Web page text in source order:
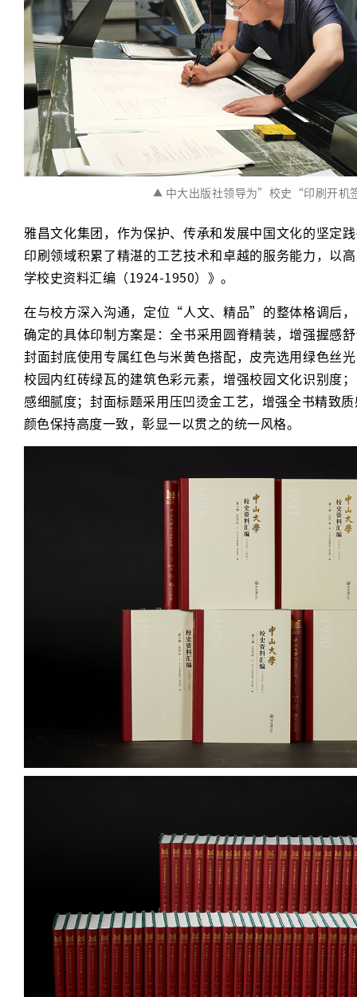
▲ 中大出版社领导为”校史“印刷开机
雅昌文化集团，作为保护、传承和发展中国文化的坚定
印刷领域积累了精湛的工艺技术和卓越的服务能力，以
学校史资料汇编（1924-1950）》。
在与校方深入沟通，定位“人文、精品”的整体格调后
确定的具体印制方案是：全书采用圆脊精装，增强握感
封面封底使用专属红色与米黄色搭配，皮壳选用绿色丝
校园内红砖绿瓦的建筑色彩元素，增强校园文化识别度
感细腻度；封面标题采用压凹烫金工艺，增强全书精致
颜色保持高度一致，彰显一以贯之的统一风格。